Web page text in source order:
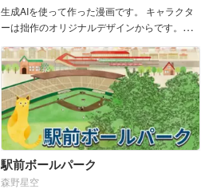
生成AIを使って作った漫画です。 キャラクタ
ーは拙作のオリジナルデザインからです。画
出・編集はすべて人力で行っております。 ＊
148話よりネー...
駅前ボールパーク
森野星空